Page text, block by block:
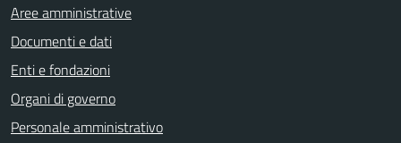
Aree amministrative
Documenti e dati
Enti e fondazioni
Organi di governo
Personale amministrativo